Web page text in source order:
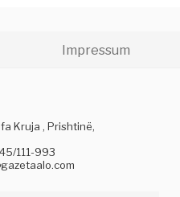
Impressum
Kruja , Prishtinë,
111-993